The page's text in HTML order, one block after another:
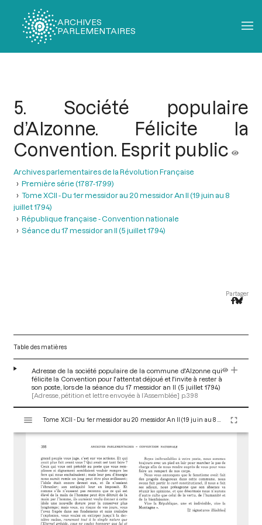
ARCHIVES
PARLEMENTAIRES
5. Société populaire
d’Alzonne. Félicite la
Convention. Esprit public
Archives parlementaires de la Révolution Française
Première série (1787-1799)
Tome XCII - Du 1er messidor au 20 messidor An II (19 juin au 8
juillet 1794)
République française - Convention nationale
Séance du 17 messidor an II (5 juillet 1794)
Partager
Table des matières
Adresse de la société populaire de la commune d'Alzonne qui
félicite la Convention pour l'attentat déjoué et l'invite à rester à
son poste, lors de la séance du 17 messidor an II (5 juillet 1794)
[Adresse, pétition et lettre envoyée à l’Assemblée] p.398
s